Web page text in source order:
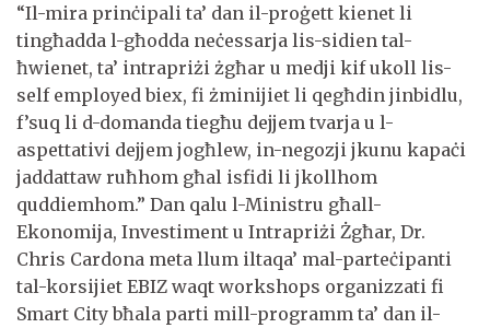
“Il-mira prinċipali ta’ dan il-proġett kienet li
tingħadda l-għodda neċessarja lis-sidien tal-
ħwienet, ta’ intrapriżi żgħar u medji kif ukoll lis-
self employed biex, fi żminijiet li qegħdin jinbidlu,
f’suq li d-domanda tiegħu dejjem tvarja u l-
aspettativi dejjem jogħlew, in-negozji jkunu kapaċi
jaddattaw ruħhom għal isfidi li jkollhom
quddiemhom.” Dan qalu l-Ministru għall-
Ekonomija, Investiment u Intrapriżi Żgħar, Dr.
Chris Cardona meta llum iltaqa’ mal-parteċipanti
tal-korsijiet EBIZ waqt workshops organizzati fi
Smart City bħala parti mill-programm ta’ dan il-